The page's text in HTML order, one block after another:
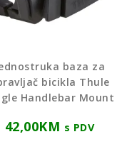
baza za
bicikla Thule
Handlebar Mount
42,00KM s PDV